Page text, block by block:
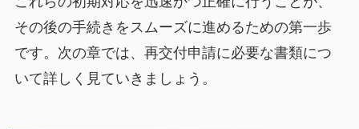
その後の手続きをスムーズに進めるための第一歩
です。次の章では、再交付申請に必要な書類につ
いて詳しく見ていきましょう。